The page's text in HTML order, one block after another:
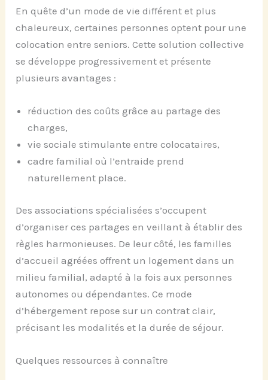
En quête d’un mode de vie différent et plus
chaleureux, certaines personnes optent pour une
colocation entre seniors. Cette solution collective
se développe progressivement et présente
plusieurs avantages :
réduction des coûts grâce au partage des
charges,
vie sociale stimulante entre colocataires,
cadre familial où l’entraide prend
naturellement place.
Des associations spécialisées s’occupent
d’organiser ces partages en veillant à établir des
règles harmonieuses. De leur côté, les familles
d’accueil agréées offrent un logement dans un
milieu familial, adapté à la fois aux personnes
autonomes ou dépendantes. Ce mode
d’hébergement repose sur un contrat clair,
précisant les modalités et la durée de séjour.
Quelques ressources à connaître